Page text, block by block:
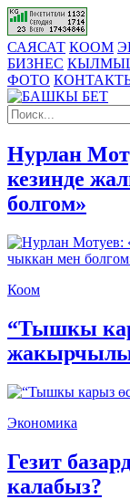
САЯСАТ КООМ
БИЗНЕС
ФОТО
Нурлан
кезинде
болгом»
Коом
“Тышкы
Экономика
Гезит
калабыз?